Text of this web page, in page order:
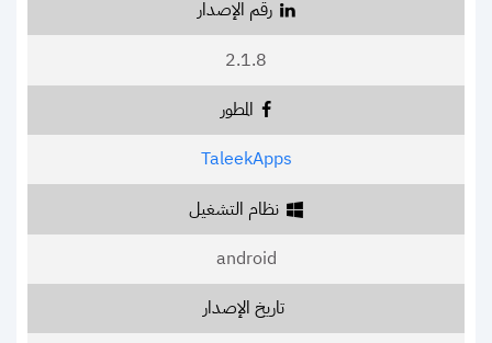
رقم الإصدار
2.1.8
المطور
TaleekApps
نظام التشغيل
android
تاريخ الإصدار